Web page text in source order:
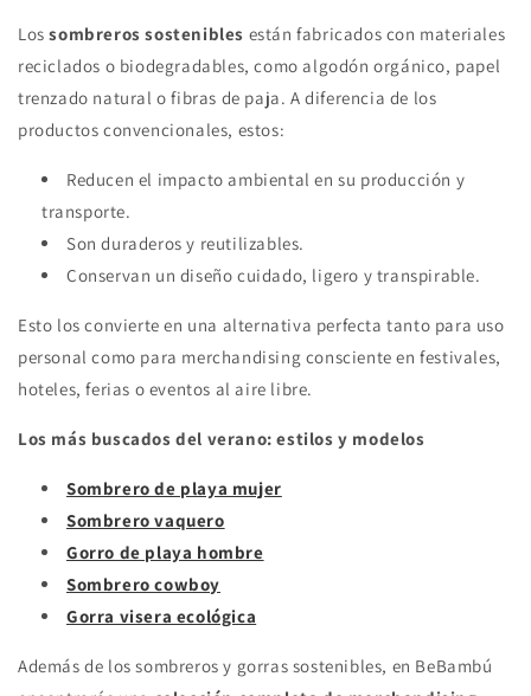
Lossombreros sostenibles están fabricados con materiales
reciclados o biodegradables, como algodón orgánico, papel
trenzado natural o fibras de paja. A diferencia de los
productos convencionales, estos:
Reducen el impacto ambiental en su producción y
transporte.
Son duraderos y reutilizables.
Conservan un diseño cuidado, ligero y transpirable.
Esto los convierte en una alternativa perfecta tanto para uso
personal como para merchandising consciente en festivales,
hoteles, ferias o eventos al aire libre.
Los más buscados del verano: estilos y modelos
Sombrero de playa mujer
Sombrero vaquero
Gorro de playa hombre
Sombrero cowboy
Gorra visera ecológica
Además de los sombreros y gorras sostenibles, en BeBambú